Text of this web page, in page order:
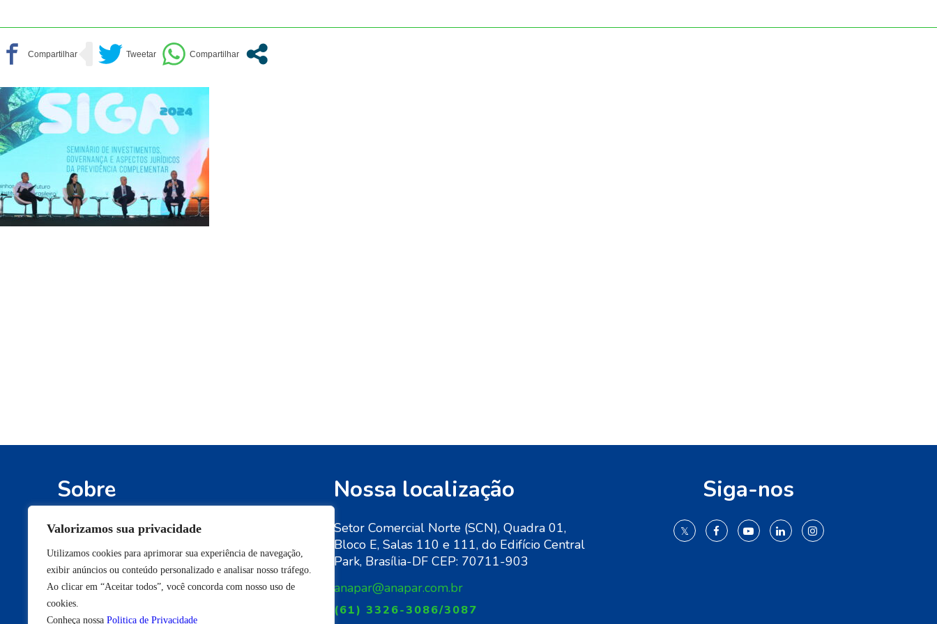
Valorizamos sua privacidade
Utilizamos cookies para aprimorar sua experiência de navegação,
exibir anúncios ou conteúdo personalizado e analisar nosso tráfego.
Ao clicar em “Aceitar todos”, você concorda com nosso uso de
cookies.
Conheça nossa Politica de Privacidade
Sobre
Defendemos os interesses e os direitos
conquistados pelos participantes de fundos de
pensão e pelos beneficiários de planos de
saúde de autogestão.
Nossa localização
Setor Comercial Norte (SCN), Quadra 01,
Bloco E, Salas 110 e 111, do Edifício Central
Park, Brasília-DF CEP: 70711-903
anapar@anapar.com.br
(61) 3326-3086/3087
Siga-nos